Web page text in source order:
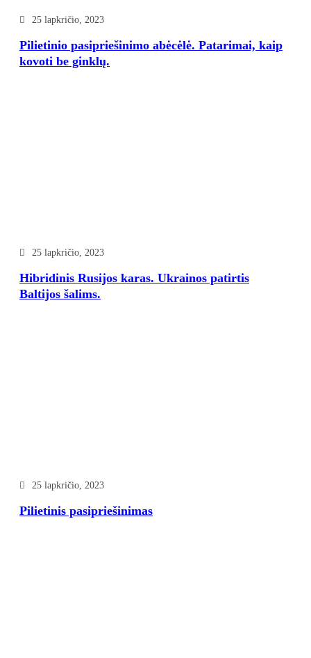
25 lapkričio, 2023
Pilietinio pasipriešinimo abėcėlė. Patarimai, kaip
kovoti be ginklų.
25 lapkričio, 2023
Hibridinis Rusijos karas. Ukrainos patirtis
Baltijos šalims.
25 lapkričio, 2023
Pilietinis pasipriešinimas